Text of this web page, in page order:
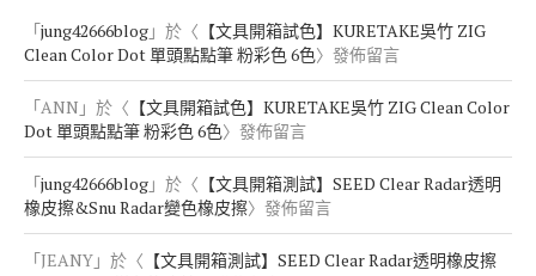
「jung42666blog 」於〈 【文具開箱試色】KURETAKE吳竹 ZIG
Clean Color Dot 單頭點點筆 粉彩色 6色〉發佈留言
「ANN 」於〈 【文具開箱試色】KURETAKE吳竹 ZIG Clean Color
Dot 單頭點點筆 粉彩色 6色〉發佈留言
「jung42666blog 」於〈 【文具開箱測試】SEED Clear Radar透明
橡皮擦&Snu Radar變色橡皮擦〉發佈留言
「JEANY 」於〈 【文具開箱測試】SEED Clear Radar透明橡皮擦